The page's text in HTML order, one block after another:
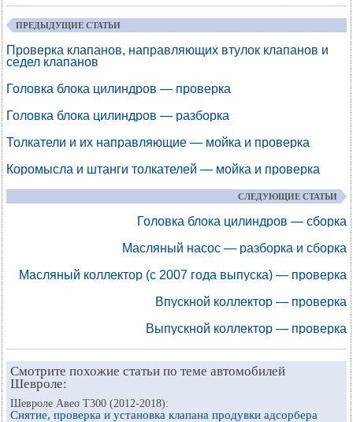
ПРЕДЫДУЩИЕ СТАТЬИ
Проверка клапанов, направляющих втулок клапанов и
седел клапанов
Головка блока цилиндров — проверка
Головка блока цилиндров — разборка
Толкатели и их направляющие — мойка и проверка
Коромысла и штанги толкателей — мойка и проверка
СЛЕДУЮЩИЕ СТАТЬИ
Головка блока цилиндров — сборка
Масляный насос — разборка и сборка
Масляный коллектор (с 2007 года выпуска) — проверка
Впускной коллектор — проверка
Выпускной коллектор — проверка
Смотрите похожие статьи по теме автомобилей
Шевроле:
Шевроле Авео Т300 (2012-2018):
Снятие, проверка и установка клапана продувки адсорбера